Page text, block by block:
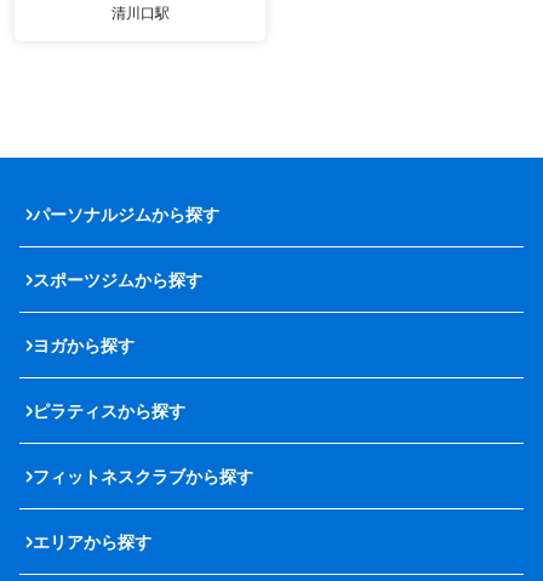
清川口駅
パーソナルジムから探す
スポーツジムから探す
ヨガから探す
ピラティスから探す
フィットネスクラブから探す
エリアから探す